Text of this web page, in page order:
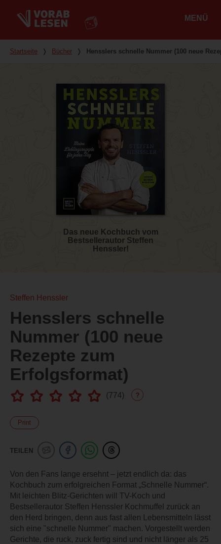
MENÜ
Du bist hier
Startseite ❭ Bücher ❭ Hensslers schnelle Nummer (100 neue
Das neue Kochbuch vom
Bestsellerautor Steffen
Henssler!
Steffen Henssler
Hensslers schnelle
Nummer (100 neue
Rezepte zum
Erfolgsformat)
(774) ?
Print
TEILEN
Von den Fans lange ersehnt – jetzt endlich da: das
Kochbuch zum erfolgreichen Format „Schnelle Nummer“.
Mit leichten Blitz-Gerichten will TV-Koch und
Bestsellerautor Steffen Henssler Kochmuffel zurück an
den Herd bringen, denn aus fast allen Lebensmitteln lässt
sich eine "schnelle Nummer" machen. Vorgestellt werden
Gerichte, die ruck, zuck fertig sind und nicht länger als 25